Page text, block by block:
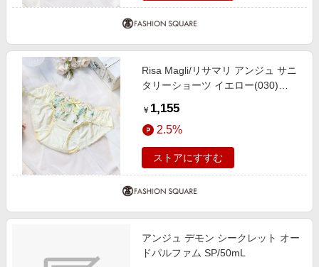
Risa Magli/リサマリ アンジュ サニ
タリーショーツ イエロー(030)
￥ 1,155
2.5%
ストアにすすむ
アンジュ デモン シークレット オー
ドパルファム SP/50mL